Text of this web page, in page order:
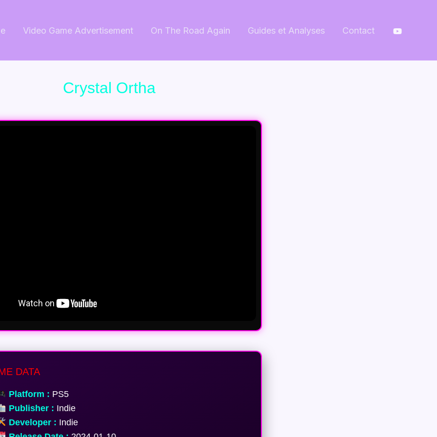
Video Game Advertisement On The Road Again Guides et Analyses Contact
Crystal Ortha
DATA
Platform : PS5
Publisher : Indie
Developer : Indie